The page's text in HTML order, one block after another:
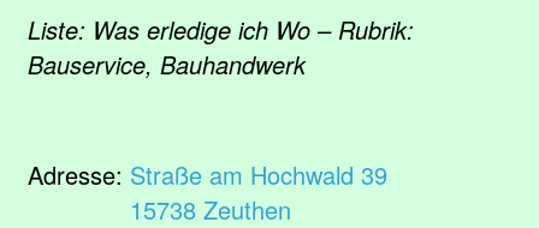
Liste: Was erledige ich Wo – Rubrik:
Bauservice, Bauhandwerk
Adresse: Straße am Hochwald 39
15738 Zeuthen